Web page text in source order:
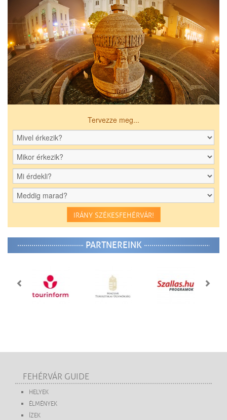
Tervezze meg...
IRÁNY SZÉKESFEHÉRVÁR!
PARTNEREINK
FEHÉRVÁR GUIDE
HELYEK
ÉLMÉNYEK
ÍZEK